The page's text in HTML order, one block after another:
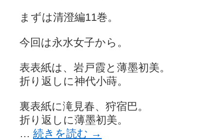
嶺上開花自摸 / Last day of Summer session 1
おもちもちもち - 咲-Saki- / ５・８小林先生の日記更新について考え
咲-Saki- | にゅいのって / 咲-Saki-臨時アンテナ
音を奏でて花が咲く - 咲-Saki- / 浩子「…あっ分かった 恐らくそうい
一萬人の麓路() - 咲-Saki- / 咲-Saki- 第193局[竜王] ドラゴンの王とパク
from A to K / [咲-saki-][麻雀ゲーム]【ゲーム】セガのMJシリーズで2年
ユズポニッキ - 咲-Saki- / ☆ #咲実写 ☆告知☆オンライン上映会☆ 阿
ああ、あの牌？ - 咲-Saki- / シノハユ菰沢中関連(江津・大田)の登場舞
宮守大好き帳 / 告知 (13:04)
麻雀アニメ＆麻雀ゲームあれこれ / 厄介な相手だよ！ あんたは……
まずは清澄編11巻。
今回は永水女子から。
表表紙は、岩戸霞と薄墨初美。
折り返しに神代小蒔。
裏表紙に滝見春、狩宿巴。
折り返しに薄墨初美。
… 続きを読む →